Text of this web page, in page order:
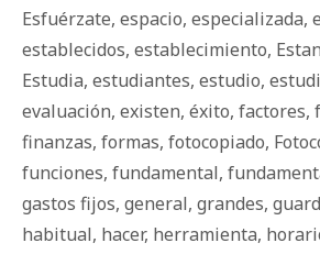
Esfuérzate, espacio, especializada,
establecidos, establecimiento,
Estudia, estudiantes, estudio,
evaluación, existen, éxito, factores,
finanzas, formas, fotocopiado,
funciones, fundamental,
gastos fijos, general, grandes,
habitual, hacer, herramienta,